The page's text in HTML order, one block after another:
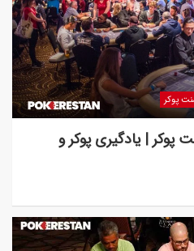
پوکر
پوکر | یادگیری پوکر و